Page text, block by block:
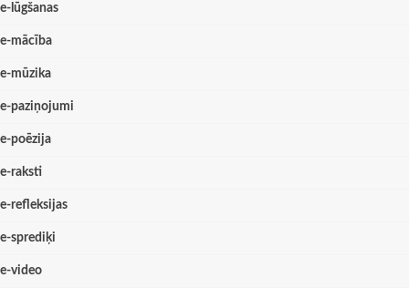
e-lūgšanas
e-mācība
e-mūzika
e-paziņojumi
e-poēzija
e-raksti
e-refleksijas
e-sprediķi
e-video